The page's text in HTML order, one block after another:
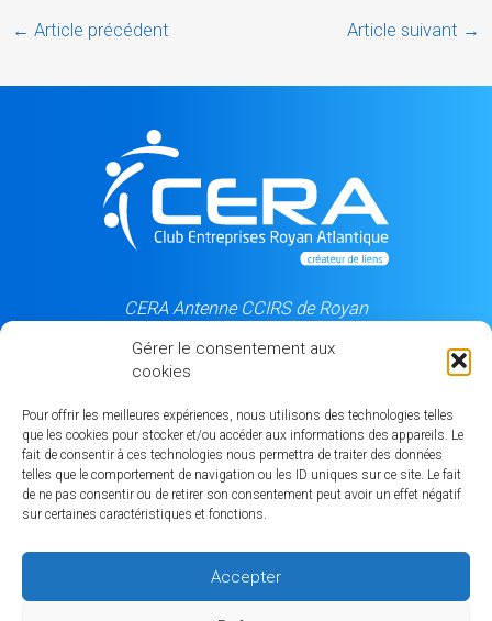
Gérer le consentement aux
cookies
Pour offrir les meilleures expériences, nous utilisons des technologies telles
que les cookies pour stocker et/ou accéder aux informations des appareils. Le
fait de consentir à ces technologies nous permettra de traiter des données
telles que le comportement de navigation ou les ID uniques sur ce site. Le fait
de ne pas consentir ou de retirer son consentement peut avoir un effet négatif
sur certaines caractéristiques et fonctions.
Accepter
← Article précédent Article suivant →
CERA Antenne CCIRS de Royan
17205 Royan cedex
06 84 50 99 87
Notre partenaire